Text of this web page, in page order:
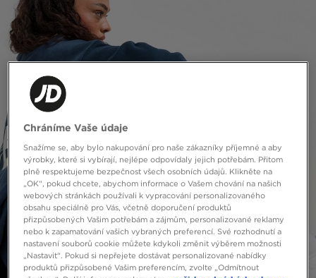
Chráníme Vaše údaje
Snažíme se, aby bylo nakupování pro naše zákazníky příjemné a aby
výrobky, které si vybírají, nejlépe odpovídaly jejich potřebám. Přitom
plně respektujeme bezpečnost všech osobních údajů. Klikněte na
„OK“, pokud chcete, abychom informace o Vašem chování na našich
webových stránkách používali k vypracování personalizovaného
obsahu speciálně pro Vás, včetně doporučení produktů
přizpůsobených Vašim potřebám a zájmům, personalizované reklamy
nebo k zapamatování vašich vybraných preferencí. Své rozhodnutí a
nastavení souborů cookie můžete kdykoli změnit výběrem možnosti
„Nastavit“. Pokud si nepřejete dostávat personalizované nabídky
produktů přizpůsobené Vašim preferencím, zvolte „Odmítnout